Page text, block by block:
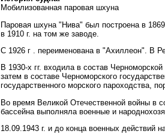
Мобилизованная паровая шхуна
Паровая шхуна "Нива" был построена в
в 1910 г. на том же заводе.
С 1926 г . переименована в "Ахиллеон". В
В 1930-х гг. входила в состав
затем в составе Черноморского
государственного морского пароходства,
Во время Великой Отечественной войны в
бассейна выполняла военные и
18.09.1943 г. и до конца военных действий